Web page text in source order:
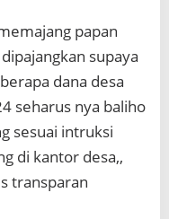
papan
supaya
dana desa
seharus nya baliho
sesuai intruksi
di kantor desa,,
transparan